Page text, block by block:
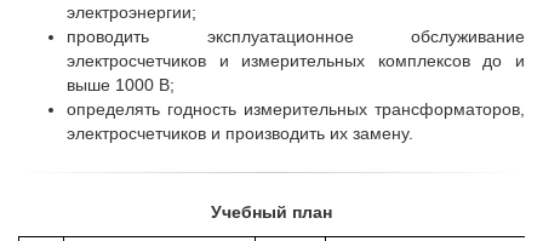
электроэнергии;
проводить эксплуатационное обслуживание
электросчетчиков и измерительных комплексов до и
выше 1000 В;
определять годность измерительных трансформаторов,
электросчетчиков и производить их замену.
Учебный план